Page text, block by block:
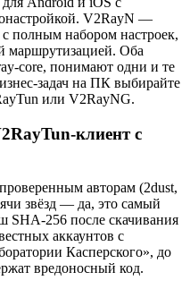
V2RayN —
полным набором настроек,
маршрутизацией. Оба
core, понимают одни и те
задач на ПК выбирайте
или V2RayNG.
клиент с
авторам (2dust,
звёзд — да, это самый
SHA-256 после скачивания
аккаунтов с
Касперского», до
вредоносный код.